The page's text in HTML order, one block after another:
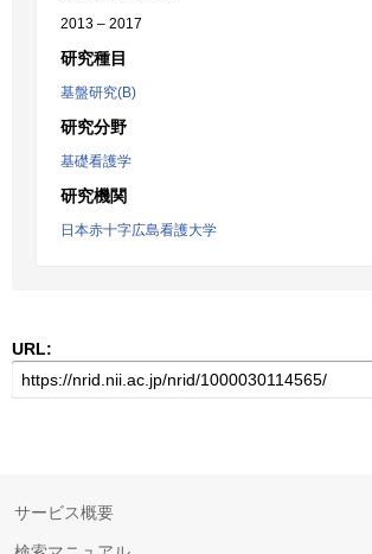
2013 – 2017
研究種目
基盤研究(B)
研究分野
基礎看護学
研究機関
日本赤十字広島看護大学
URL:
サービス概要